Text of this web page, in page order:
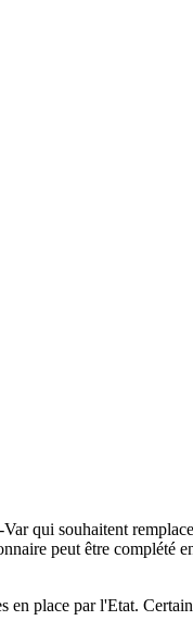
qui souhaitent
peut être complété
place par l'Etat.